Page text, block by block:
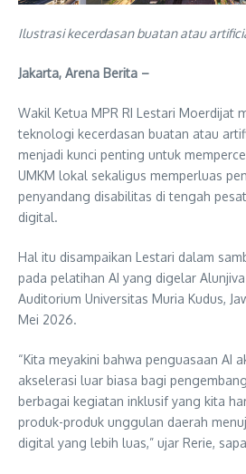
Ilustrasi kecerdasan buatan atau
Jakarta, Arena Berita –
Wakil Ketua MPR RI Lestari Moerdijat
teknologi kecerdasan buatan atau
menjadi kunci penting untuk
UMKM lokal sekaligus memperluas
penyandang disabilitas di tengah
digital.
Hal itu disampaikan Lestari dalam
pada pelatihan AI yang digelar
Auditorium Universitas Muria Kudus,
Mei 2026.
“Kita meyakini bahwa penguasaan AI
akselerasi luar biasa bagi
berbagai kegiatan inklusif yang kita
produk-produk unggulan daerah
digital yang lebih luas,” ujar Rerie,